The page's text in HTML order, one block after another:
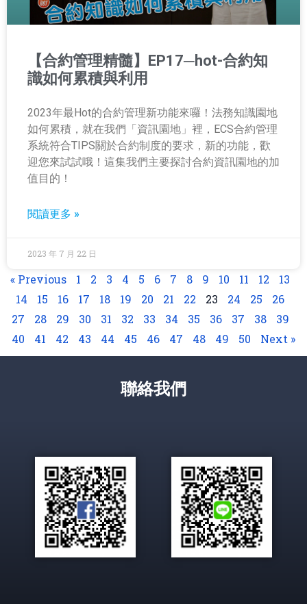
【合約管理精髓】EP17─hot-合約知
識如何累積與利用
2023年最Hot的合約管理新功能來囉！法務知識園地
如何累積，就在我們「資訊園地」裡，ECS合約管理
系統符合TIPS關於合約制度的要求，新的功能，歡
迎您來試試哦！這集我們主要探討合約資訊園地的加
值目的！
閱讀更多 »
2023 年 7 月 22 日
« Previous 1 2 3 4 5 6 7 8 9 10 11 12
13
14
15 16 17 18 19 20 21 22 23 24 25
26
27
28 29 30 31 32 33 34 35 36 37 38
39
40
41 42 43 44 45 46 47 48 49 50 Next »
聯絡我們